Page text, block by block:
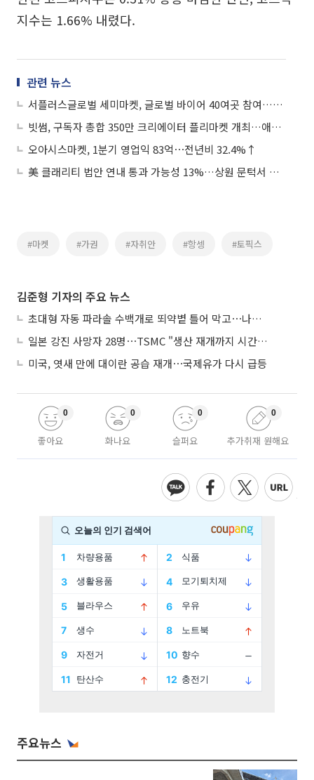
지수는 1.66% 내렸다.
관련 뉴스
서플러스글로벌 세미마켓, 글로벌 바이어 40여곳 참여…매각가 70% 상승
빗썸, 구독자 총합 350만 크리에이터 플리마켓 개최…애장품으로 나눔 실천
오아시스마켓, 1분기 영업익 83억⋯전년비 32.4%↑
美 클래리티 법안 연내 통과 가능성 13%…상원 문턱서 제동
#마켓 #가권 #자취안 #항셍 #토픽스
김준형 기자의 주요 뉴스
초대형 자동 파라솔 수백개로 뙤약볕 틀어 막고⋯나라별 폭염 생존법
일본 강진 사망자 28명⋯TSMC "생산 재개까지 시간 필요해"
미국, 엿새 만에 대이란 공습 재개⋯국제유가 다시 급등
좋아요
0
화나요
0
슬퍼요
0
추가취재 원해요
0
주요뉴스